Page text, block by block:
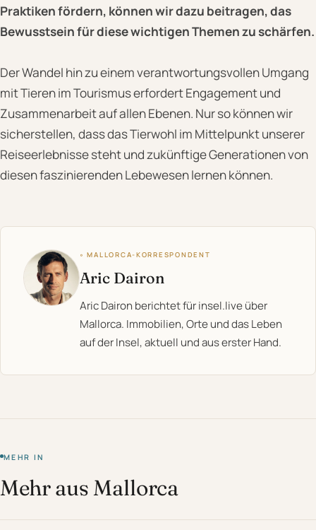
Praktiken fördern, können wir dazu beitragen, das
Bewusstsein für diese wichtigen Themen zu schärfen.
Der Wandel hin zu einem verantwortungsvollen Umgang
mit Tieren im Tourismus erfordert Engagement und
Zusammenarbeit auf allen Ebenen. Nur so können wir
sicherstellen, dass das Tierwohl im Mittelpunkt unserer
Reiseerlebnisse steht und zukünftige Generationen von
diesen faszinierenden Lebewesen lernen können.
◦ MALLORCA-KORRESPONDENT
Aric Dairon
Aric Dairon berichtet für insel.live über
Mallorca. Immobilien, Orte und das Leben
auf der Insel, aktuell und aus erster Hand.
MEHR IN
Mehr aus Mallorca